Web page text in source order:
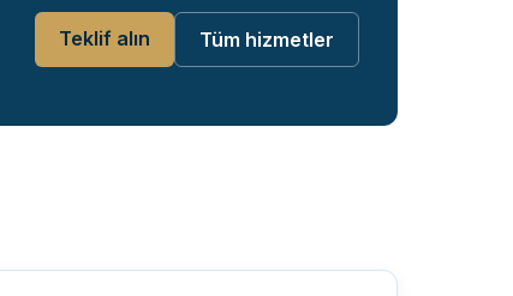
Teklif alın Tüm hizmetler